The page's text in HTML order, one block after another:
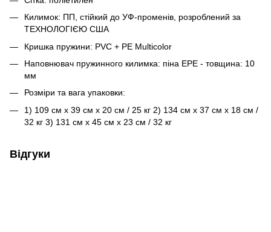
Килимок: ПП, стійкий до УФ-променів, розроблений за
ТЕХНОЛОГІЄЮ США
Кришка пружини: PVC + PE Multicolor
Наповнювач пружинного килимка: піна EPE - товщина: 10
мм
Розміри та вага упаковки:
1) 109 см x 39 см x 20 см / 25 кг 2) 134 см x 37 см x 18 см /
32 кг 3) 131 см x 45 см x 23 см / 32 кг
Відгуки